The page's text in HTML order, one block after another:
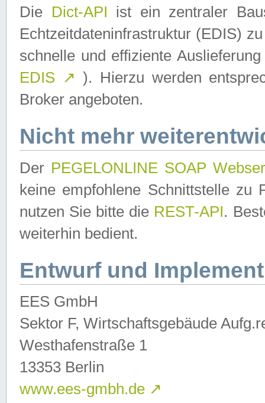
Die Dict-API ist ein zentraler
Echtzeitdateninfrastruktur (EDIS)
schnelle und effiziente
EDIS ↗ ). Hierzu werden
Broker angeboten.
Nicht mehr
Der PEGELONLINE SOAP
keine empfohlene Schnittstelle zu
nutzen Sie bitte die REST-API.
weiterhin bedient.
Entwurf und
EES GmbH
Sektor F, Wirtschaftsgebäude
Westhafenstraße 1
13353 Berlin
www.ees-gmbh.de ↗